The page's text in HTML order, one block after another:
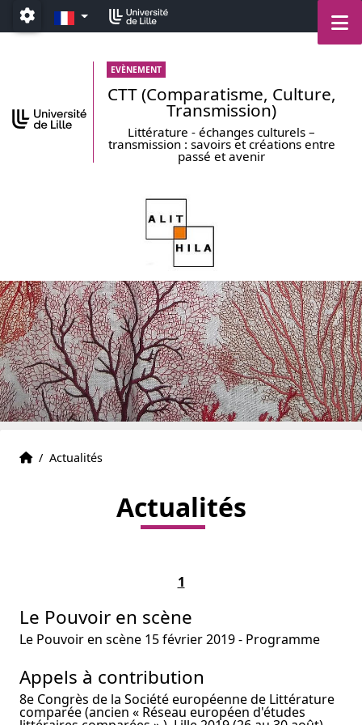
Aller au menu
Aller au contenu
Go to footer
Paramétrage
FR
EVÈNEMENT
CTT (Comparatisme, Culture,
Transmission)
Littérature - échanges culturels –
transmission : savoirs et créations entre
passé et avenir
Accueil
Accueil
/ Actualités
Actualités
1
Le Pouvoir en scène
Le Pouvoir en scène 15 février 2019 - Programme
Appels à contribution
8e Congrès de la Société européenne de Littérature
comparée (ancien « Réseau européen d'études